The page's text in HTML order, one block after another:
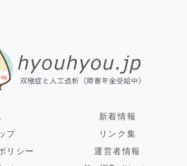
新着情報
プ
リンク集
リシー
運営者情報